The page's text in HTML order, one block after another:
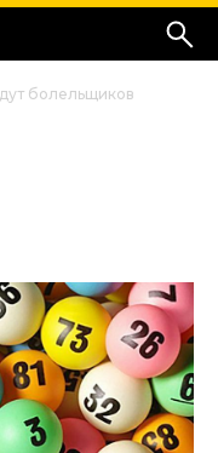
болельщиков